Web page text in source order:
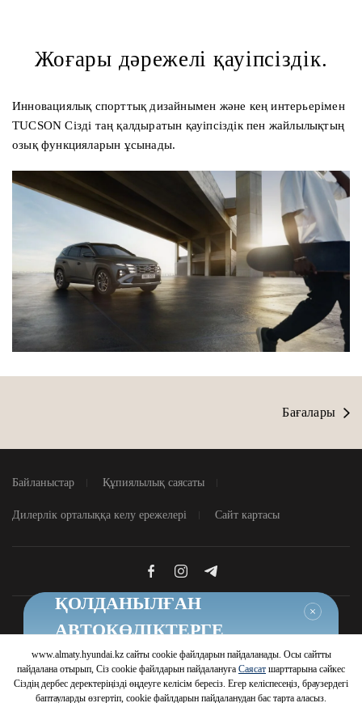
Жоғары дәрежелі қауіпсіздік.
Инновациялық спорттық дизайнымен және кең интерьерімен
TUCSON Сізді таң қалдыратын қауіпсіздік пен жайлылықтың
озық функцияларын ұсынады.
Бағалары
Байланыстар Құпиялылық саясаты
Дилерлік орталыққа келу ережелері Сайт картасы
© 2026 Hyundai Motor Company
www.almaty.hyundai.kz сайты cookie файлдарын пайдаланады. Осы сайтты
пайдалана отырып, Сіз cookie файлдарын пайдалануға Саясат шарттарына сәйкес
Сіздің дербес деректеріңізді өңдеуге келісім бересіз. Егер келіспесеңіз, браузердегі
баптауларды өзгертіп, cookie файлдарын пайдаланудан бас тарта аласыз.
ҚОЛДАНЫЛҒАН
АВТОКӨЛІКТЕРГЕ
ТИІМДІ ШАРТТАР
Шарттарды білу
Жабу